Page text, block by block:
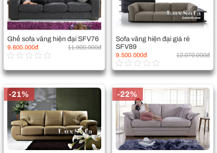
Ghế sofa văng hiện đại SFV76
9.600.000đ 11.900.000đ
Sofa văng hiện đại giá rẻ
SFV89
9.500.000đ 12.070.000đ
-21% -22%